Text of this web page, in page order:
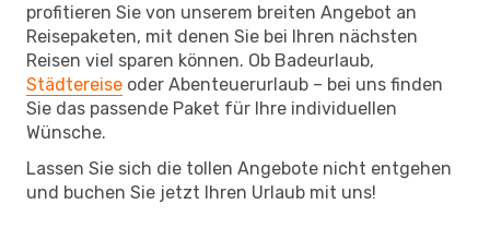
profitieren Sie von unserem breiten Angebot an
Reisepaketen, mit denen Sie bei Ihren nächsten
Reisen viel sparen können. Ob Badeurlaub,
Städtereise oder Abenteuerurlaub – bei uns finden
Sie das passende Paket für Ihre individuellen
Wünsche.
Lassen Sie sich die tollen Angebote nicht entgehen
und buchen Sie jetzt Ihren Urlaub mit uns!